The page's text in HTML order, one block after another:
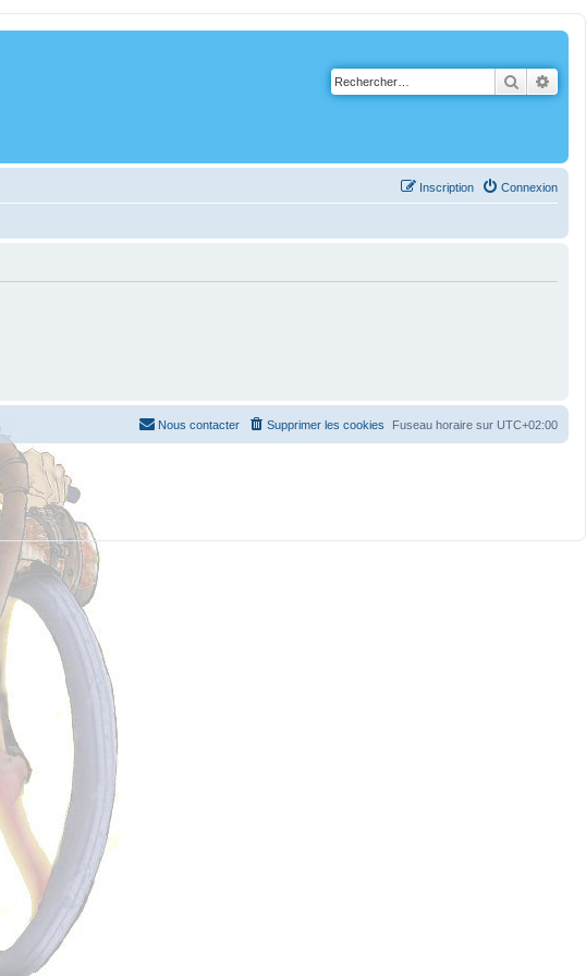
Connexion
Inscription
Fuseau horaire sur UTC+02:00
Supprimer les cookies
Nous contacter